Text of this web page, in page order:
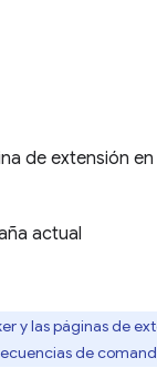
de extensión
actual
y las páginas de
de